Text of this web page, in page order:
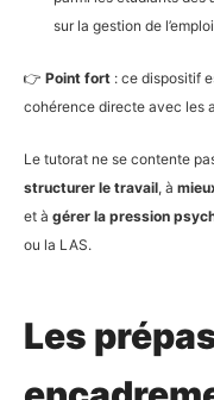
sur la gestion de
👉 Point fort : ce dispositif
cohérence directe avec les
Le tutorat ne se contente
structurer le travail, à
et à gérer la pression
ou la LAS.
Les